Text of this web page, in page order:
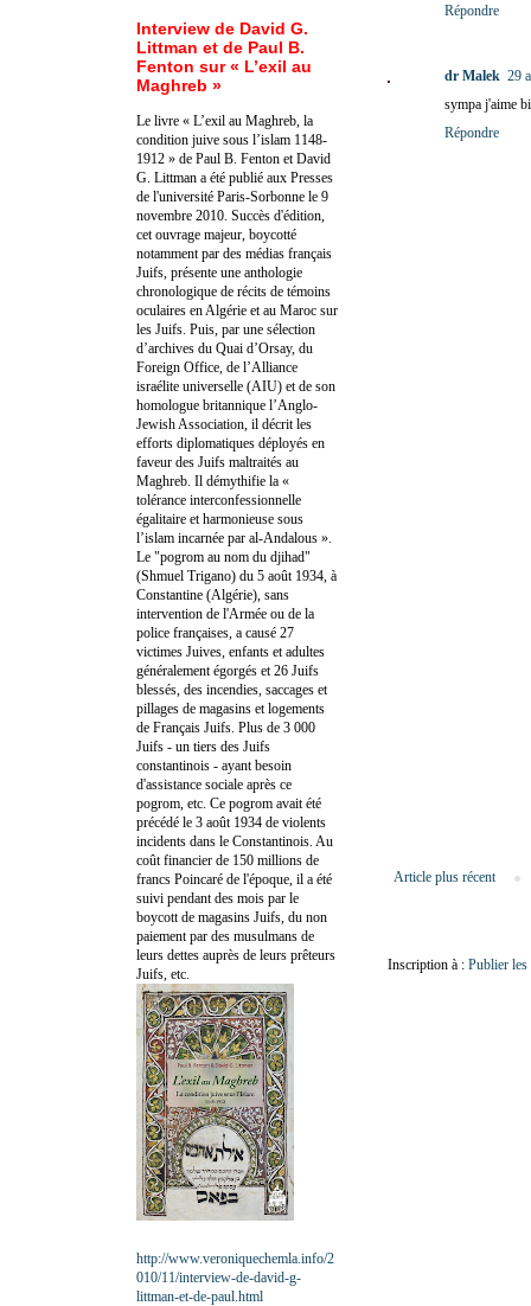
Répondre
dr Malek 29
sympa j'aime
Répondre
Article plus récent
Inscription à : Publier
Interview de David G.
Littman et de Paul B.
Fenton sur « L’exil au
Maghreb »
Le livre « L’exil au Maghreb, la
condition juive sous l’islam 1148-
1912 » de Paul B. Fenton et David
G. Littman a été publié aux Presses
de l'université Paris-Sorbonne le 9
novembre 2010. Succès d'édition,
cet ouvrage majeur, boycotté
notamment par des médias français
Juifs, présente une anthologie
chronologique de récits de témoins
oculaires en Algérie et au Maroc sur
les Juifs. Puis, par une sélection
d’archives du Quai d’Orsay, du
Foreign Office, de l’Alliance
israélite universelle (AIU) et de son
homologue britannique l’Anglo-
Jewish Association, il décrit les
efforts diplomatiques déployés en
faveur des Juifs maltraités au
Maghreb. Il démythifie la «
tolérance interconfessionnelle
égalitaire et harmonieuse sous
l’islam incarnée par al-Andalous ».
Le "pogrom au nom du djihad"
(Shmuel Trigano) du 5 août 1934, à
Constantine (Algérie), sans
intervention de l'Armée ou de la
police françaises, a causé 27
victimes Juives, enfants et adultes
généralement égorgés et 26 Juifs
blessés, des incendies, saccages et
pillages de magasins et logements
de Français Juifs. Plus de 3 000
Juifs - un tiers des Juifs
constantinois - ayant besoin
d'assistance sociale après ce
pogrom, etc. Ce pogrom avait été
précédé le 3 août 1934 de violents
incidents dans le Constantinois. Au
coût financier de 150 millions de
francs Poincaré de l'époque, il a été
suivi pendant des mois par le
boycott de magasins Juifs, du non
paiement par des musulmans de
leurs dettes auprès de leurs prêteurs
Juifs, etc.
http://www.veroniquechemla.info/2
010/11/interview-de-david-g-
littman-et-de-paul.html